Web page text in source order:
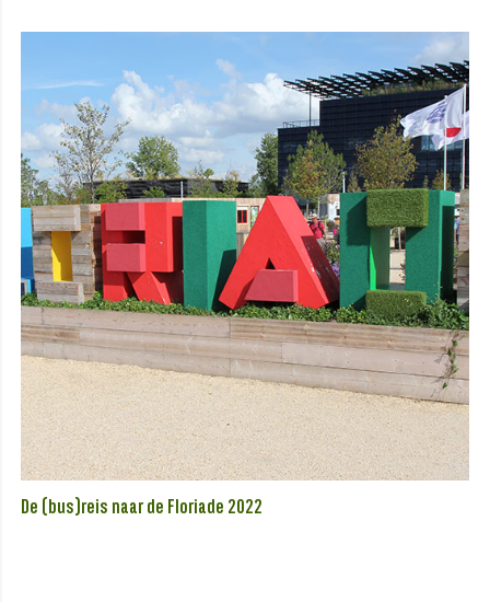
De (bus)reis naar de Floriade 2022